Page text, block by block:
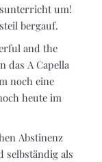
um!
bergauf.
and the
das A Capella
noch eine
heute im
Abstinenz
selbständig als